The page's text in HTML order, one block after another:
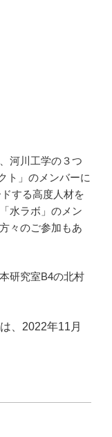
河川工学の３つ
ト」のメンバーに
する高度人材を
水ラボ」のメン
々のご参加もあ
研究室B4の北村
、2022年11月